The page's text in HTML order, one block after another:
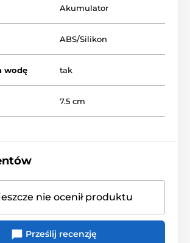
Akumulator
ABS/Silikon
wodę tak
7.5 cm
nie ocenił produktu
Prześlij recenzję